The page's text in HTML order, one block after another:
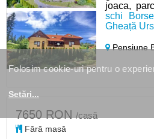
joaca,
schi
Gheață
Pensiune
7650 RON /casă
Fără masă
Folosim cookie-uri pentru o
Setări...